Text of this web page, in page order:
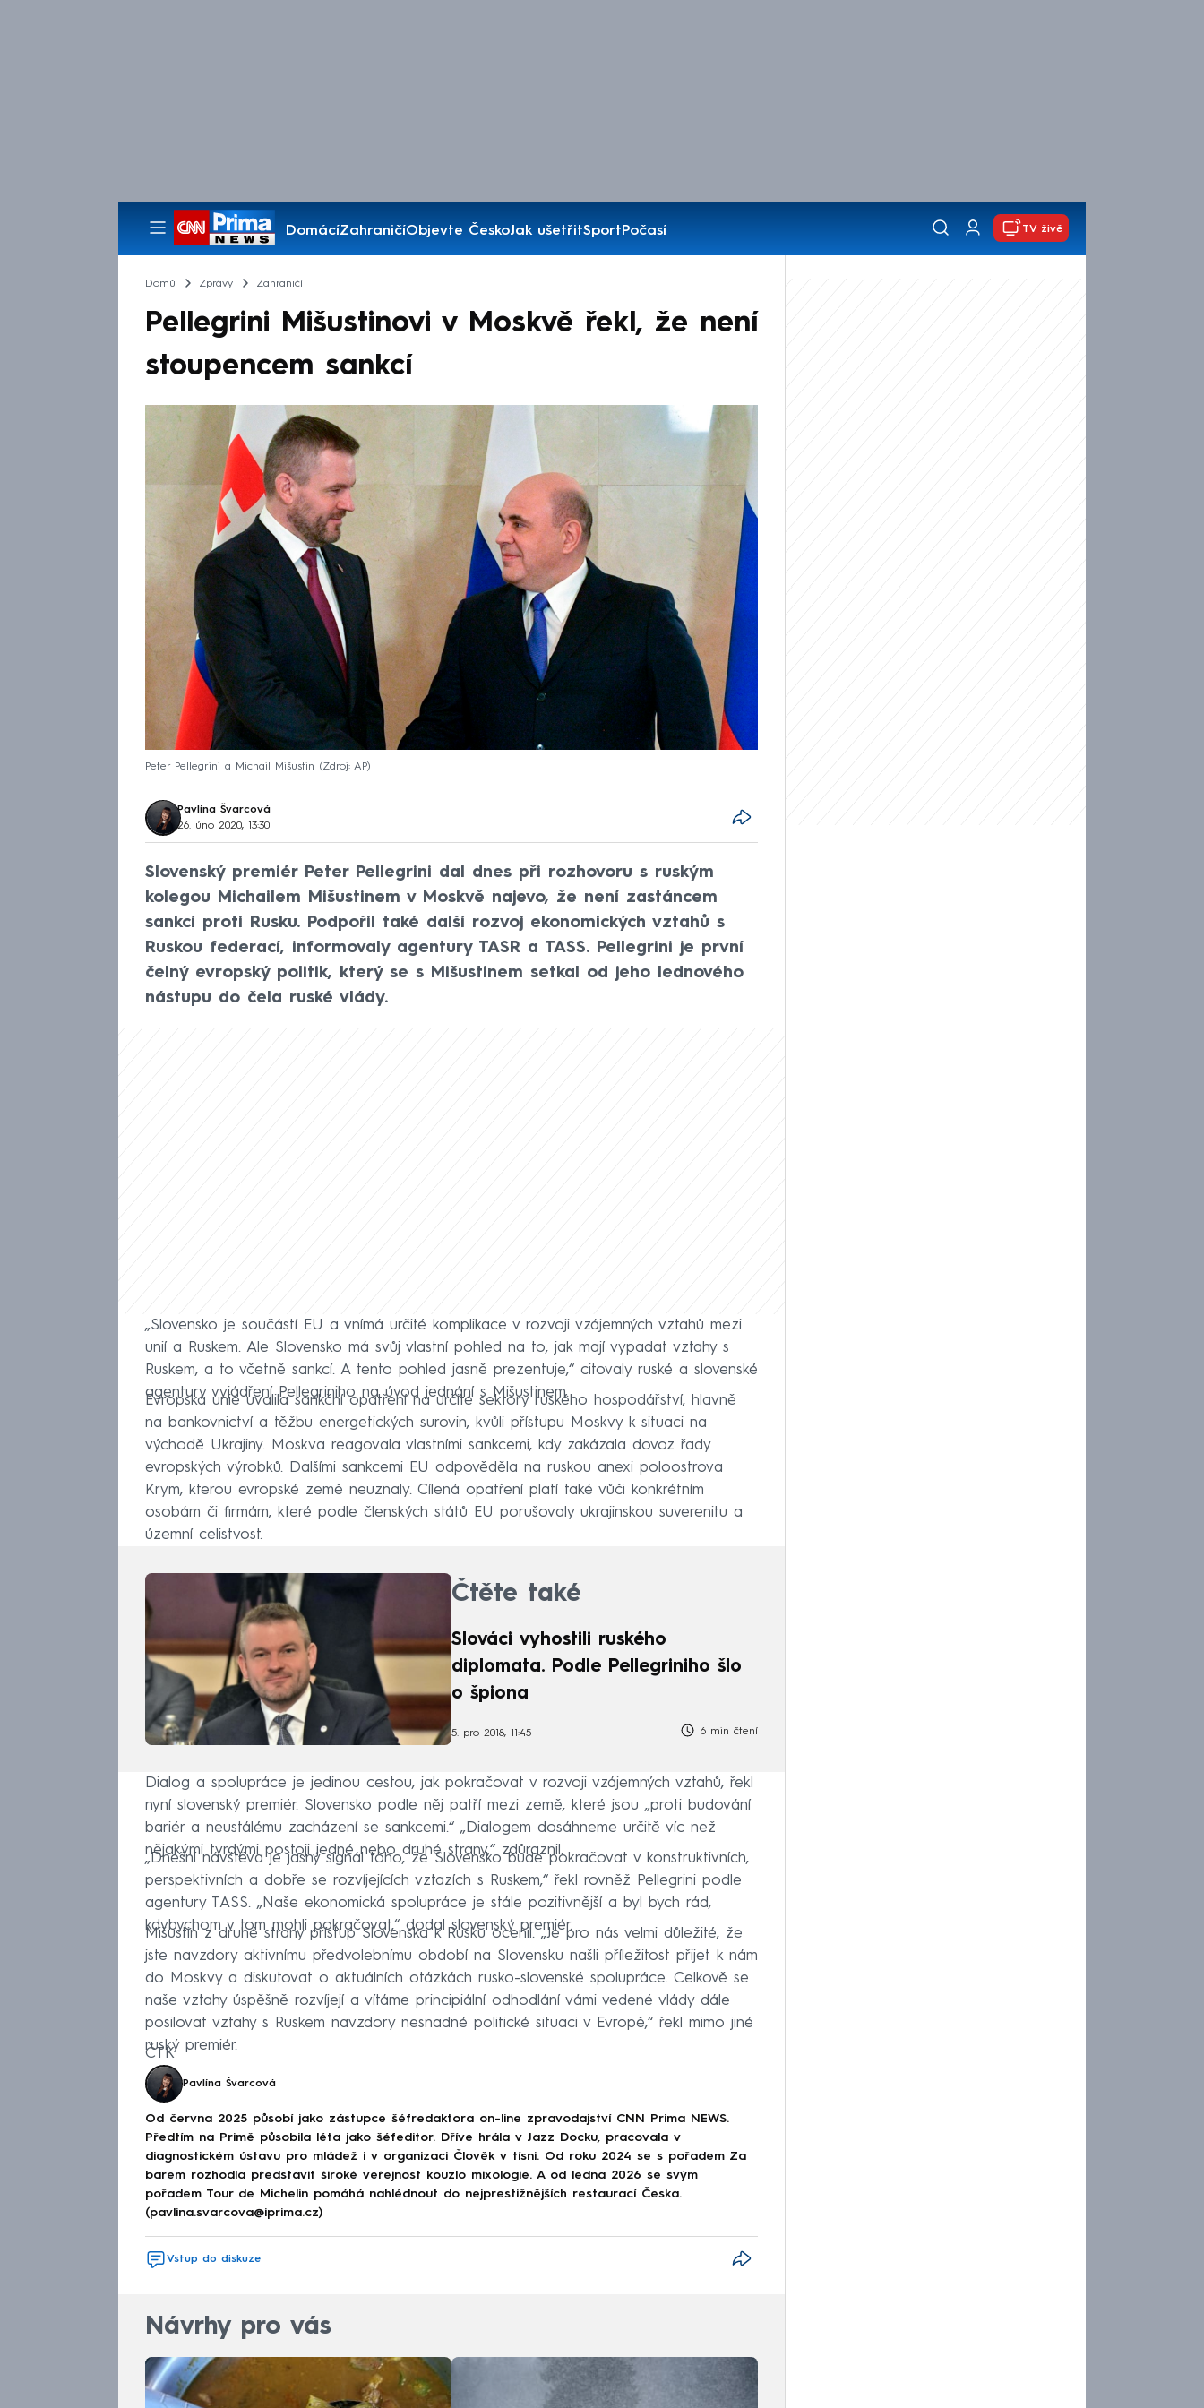
DomácíZahraničíObjevte ČeskoJak ušetřitSportPočasí
Pořady
TV živě
Domů Zprávy Zahraničí
Pellegrini Mišustinovi v Moskvě řekl, že není
stoupencem sankcí
Peter Pellegrini a Michail Mišustin Zdroj: AP
Pavlína Švarcová
26. úno 2020, 13:30
Slovenský premiér Peter Pellegrini dal dnes při rozhovoru s ruským
kolegou Michailem Mišustinem v Moskvě najevo, že není zastáncem
sankcí proti Rusku. Podpořil také další rozvoj ekonomických vztahů s
Ruskou federací, informovaly agentury TASR a TASS. Pellegrini je první
čelný evropský politik, který se s Mišustinem setkal od jeho lednového
nástupu do čela ruské vlády.
„Slovensko je součástí EU a vnímá určité komplikace v rozvoji vzájemných vztahů mezi
unií a Ruskem. Ale Slovensko má svůj vlastní pohled na to, jak mají vypadat vztahy s
Ruskem, a to včetně sankcí. A tento pohled jasně prezentuje,“ citovaly ruské a slovenské
agentury vyjádření Pellegriniho na úvod jednání s Mišustinem.
Evropská unie uvalila sankční opatření na určité sektory ruského hospodářství, hlavně
na bankovnictví a těžbu energetických surovin, kvůli přístupu Moskvy k situaci na
východě Ukrajiny. Moskva reagovala vlastními sankcemi, kdy zakázala dovoz řady
evropských výrobků. Dalšími sankcemi EU odpověděla na ruskou anexi poloostrova
Krym, kterou evropské země neuznaly. Cílená opatření platí také vůči konkrétním
osobám či firmám, které podle členských států EU porušovaly ukrajinskou suverenitu a
územní celistvost.
Čtěte také
Slováci vyhostili ruského
diplomata. Podle Pellegriniho šlo
o špiona
5. pro 2018, 11:45 6 min čtení
Dialog a spolupráce je jedinou cestou, jak pokračovat v rozvoji vzájemných vztahů, řekl
nyní slovenský premiér. Slovensko podle něj patří mezi země, které jsou „proti budování
bariér a neustálému zacházení se sankcemi.“ „Dialogem dosáhneme určitě víc než
nějakými tvrdými postoji jedné nebo druhé strany,“ zdůraznil.
„Dnešní návštěva je jasný signál toho, že Slovensko bude pokračovat v konstruktivních,
perspektivních a dobře se rozvíjejících vztazích s Ruskem,“ řekl rovněž Pellegrini podle
agentury TASS. „Naše ekonomická spolupráce je stále pozitivnější a byl bych rád,
kdybychom v tom mohli pokračovat,“ dodal slovenský premiér.
Mišustin z druhé strany přístup Slovenska k Rusku ocenil. „Je pro nás velmi důležité, že
jste navzdory aktivnímu předvolebnímu období na Slovensku našli příležitost přijet k nám
do Moskvy a diskutovat o aktuálních otázkách rusko-slovenské spolupráce. Celkově se
naše vztahy úspěšně rozvíjejí a vítáme principiální odhodlání vámi vedené vlády dále
posilovat vztahy s Ruskem navzdory nesnadné politické situaci v Evropě,“ řekl mimo jiné
ruský premiér.
ČTK
Pavlína Švarcová
Od června 2025 působí jako zástupce šéfredaktora on-line zpravodajství CNN Prima NEWS.
Předtím na Primě působila léta jako šéfeditor. Dříve hrála v Jazz Docku, pracovala v
diagnostickém ústavu pro mládež i v organizaci Člověk v tísni. Od roku 2024 se s pořadem Za
barem rozhodla představit široké veřejnost kouzlo mixologie. A od ledna 2026 se svým
pořadem Tour de Michelin pomáhá nahlédnout do nejprestižnějších restaurací Česka.
(pavlina.svarcova@iprima.cz)
Vstup do diskuze
Návrhy pro vás